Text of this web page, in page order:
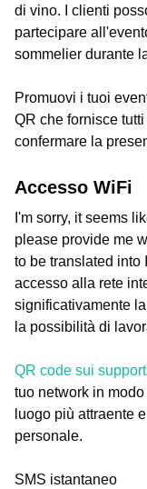
di vino. I clienti
partecipare
sommelier durante
Promuovi i tuoi
QR che fornisce
confermare la
Accesso WiFi
I'm sorry, it seems
please provide me
to be translated into
accesso alla rete
significativamente
la possibilità di
QR code sui
tuo network in
luogo più attraente
personale.
SMS istantaneo